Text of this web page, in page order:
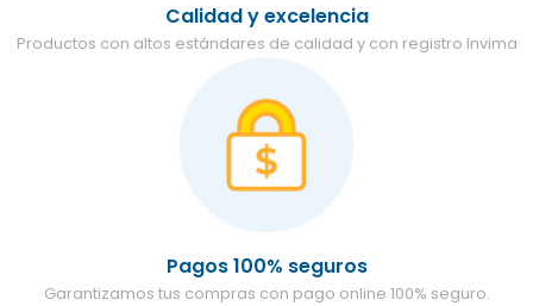
Calidad y excelencia
Productos con altos estándares de calidad y con registro Invima
Pagos 100% seguros
Garantizamos tus compras con pago online 100% seguro.